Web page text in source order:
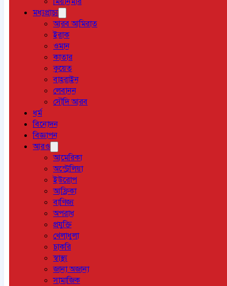
মধ্যপ্রাচ্য
আরব আমিরাত
ইরাক
ওমান
কাতার
কুয়েত
বাহরাইন
লেবানন
সৌদি আরব
ধর্ম
বিনোদন
বিজ্ঞাপন
আরও
আমেরিকা
অস্ট্রেলিয়া
ইউরোপ
আফ্রিকা
বাণিজ্য
অপরাধ
প্রযুক্তি
খেলাধুলা
চাকরি
স্বাস্থ্য
জানা অজানা
সামাজিক